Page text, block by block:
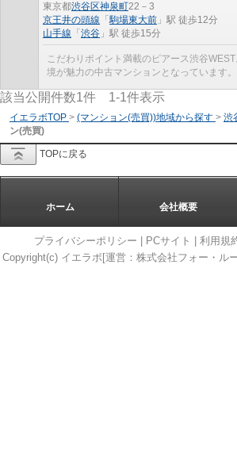
東京都渋谷区神泉町22－3
京王井の頭線 「駒場東大前 」駅 徒歩12分
山手線 「 渋谷 」駅 徒歩15分
こだわりポイント満載のピアース渋谷
境が魅力の中古マンションとなっています
該当公開件数1件 1-1件表示
イエラボTOP > (マンション(売買))地域から探す > 渋
ン(売買)
TOPに戻る
ホーム 会社概要
プライバシーポリシー PCサイト 利用規
Copyright(c) イエラボ[運営：株式会社フォー・ル